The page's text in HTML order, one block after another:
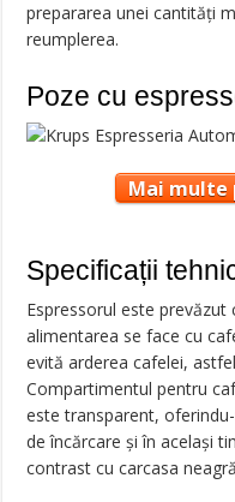
prepararea unei cantități
reumplerea.
Poze cu
Mai multe
Specificații
Espressorul este
alimentarea se face cu
evită arderea cafelei,
Compartimentul pentru
este transparent,
de încărcare și în același
contrast cu carcasa